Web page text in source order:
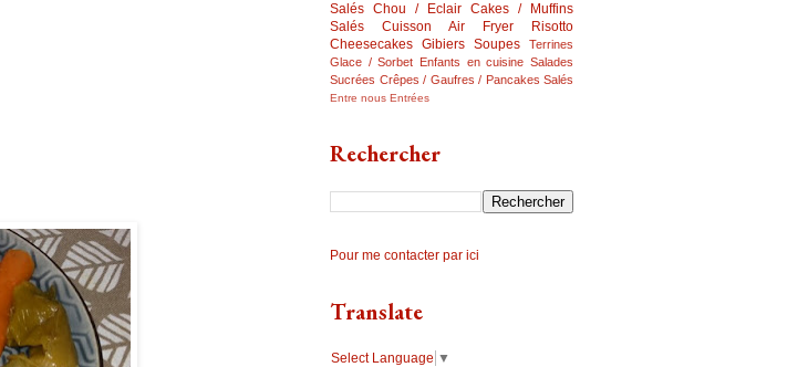
Salés Chou / Eclair Cakes / Muffins
Salés
Cuisson Air Fryer
Risotto
Cheesecakes Gibiers Soupes
Terrines
Glace / Sorbet Enfants en cuisine Salades
Sucrées Crêpes / Gaufres / Pancakes Salés
Entre nous Entrées
Rechercher
Pour me contacter par ici
Translate
Select Language ▼